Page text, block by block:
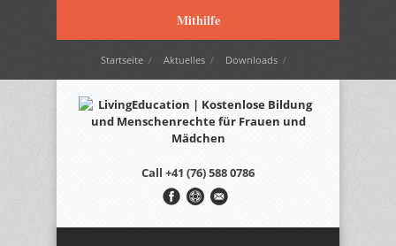
Mithilfe
Startseite Aktuelles Downloads
Wir werden unterstützt durch… Kontakt Italiano
Français English
Call +41 (76) 588 0786